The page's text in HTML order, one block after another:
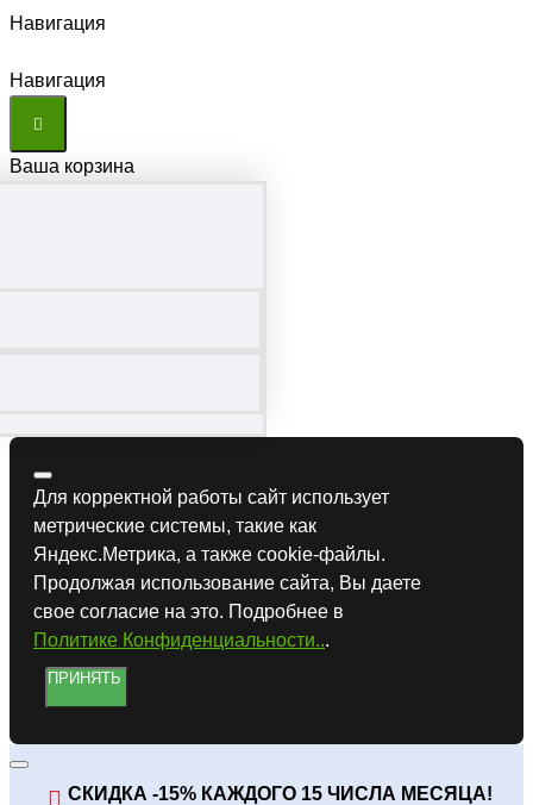
Навигация
Навигация
Ваша корзина
Для корректной работы сайт использует
метрические системы, такие как
Яндекс.Метрика, а также cookie-файлы.
Продолжая использование сайта, Вы даете
свое согласие на это. Подробнее в
Политике Конфиденциальности...
ПРИНЯТЬ
СКИДКА -15% КАЖДОГО 15 ЧИСЛА МЕСЯЦА!